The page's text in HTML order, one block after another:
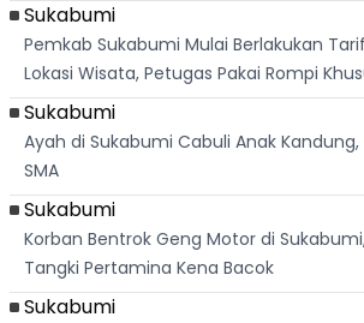
Sukabumi
Pemkab Sukabumi Mulai Berlakukan
Lokasi Wisata, Petugas Pakai Rompi
Sukabumi
Ayah di Sukabumi Cabuli Anak Kandung,
SMA
Sukabumi
Korban Bentrok Geng Motor di
Tangki Pertamina Kena Bacok
Sukabumi